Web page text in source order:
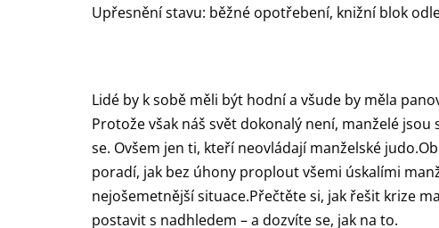
Upřesnění stavu: běžné opotřebení, knižní blok
Lidé by k sobě měli být hodní a všude by měla
Protože však náš svět dokonalý není, manželé
se. Ovšem jen ti, kteří neovládají manželské
poradí, jak bez úhony proplout všemi úskalími
nejošemetnější situace.Přečtěte si, jak řešit krize
postavit s nadhledem – a dozvíte se, jak na to.